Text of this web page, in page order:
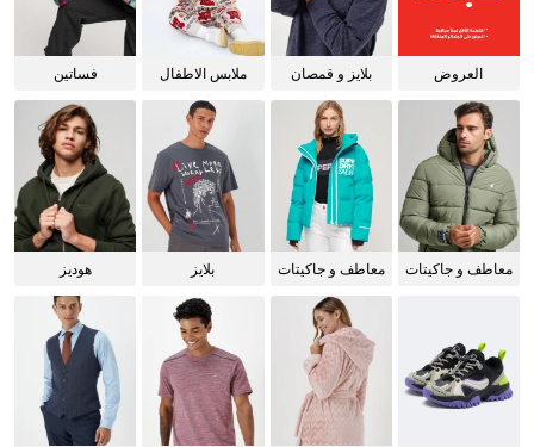
العروض
بلايز و قمصان
ملابس الاطفال فساتين
معاطف و جاكيتات
معاطف و جاكيتات
بلايز هوديز